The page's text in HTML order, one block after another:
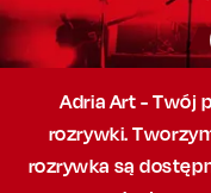
Adria Art - Twój
rozrywki.
rozrywka są